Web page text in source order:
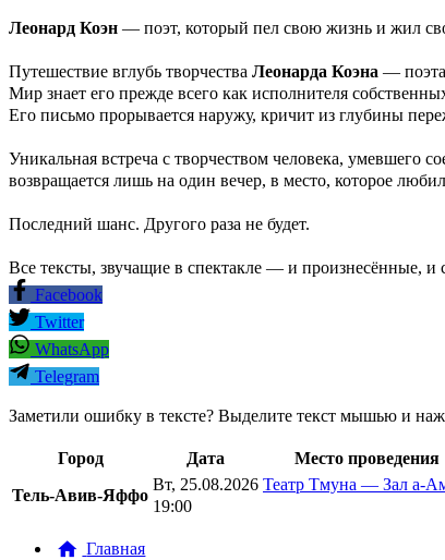
Леонард Коэн — поэт, который пел свою жизнь и жил
Путешествие вглубь творчества Леонарда Коэна —
Мир знает его прежде всего как исполнителя
Его письмо прорывается наружу, кричит из глубины
Уникальная встреча с творчеством человека, умевшего
возвращается лишь на один вечер, в место, которое
Последний шанс. Другого раза не будет.
Все тексты, звучащие в спектакле — и произнесённые,
Facebook
Twitter
WhatsApp
Telegram
Заметили ошибку в тексте? Выделите текст мышью и
Город Дата
Место проведения
Тель-Авив-Яффо
Вт, 25.08.2026
19:00
Театр Тмуна — Зал а-
Главная